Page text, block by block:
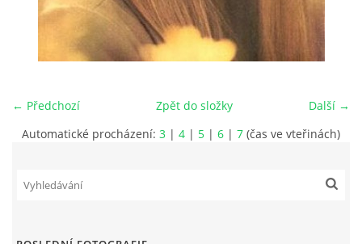
NÁSTROJE - LENNON II
NÁSTROJE - MCCARTNEY
NÁSTROJE - HARRISON
← Předchozí Další →
Zpět do složky
Automatické procházení: 3 | 4 | 5 | 6 | 7 (čas ve vteřinách)